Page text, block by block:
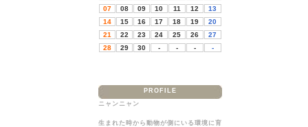
07
08 09 10 11 12
13
14
15 16 17 18 19
20
21
22 23 24 25 26
27
28
29 30 - - - -
PROFILE
ニャンニャン
生まれた時から動物が側にいる環境に育